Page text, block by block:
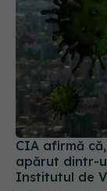
CIA afirmă
apărut dintr-
Institutul de
26 ian 2025, 16:30